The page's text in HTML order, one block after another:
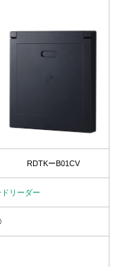
RDTKーB01CV
リーダー